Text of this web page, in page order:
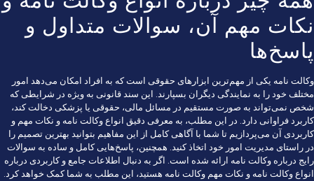
نکات مهم آن، سوالات متداول و
پاسخ‌ها
وکالت نامه یکی از مهم‌ترین ابزارهای حقوقی است که به افراد امکان می‌دهد امور
مختلف خود را به نمایندگی دیگران بسپارند. این سندقانونی به ویژه در شرایطی که
شخص نمی‌تواند به صورت مستقیم در مسائل مالی، حقوقی یا پزشکی دخالت کند،
کاربرد فراوانی دارد. در این مطلب، به معرفی دقیق انواع وکالت نامه و نکات مهم و
کاربردی آن می‌پردازیم تا شما با آگاهی کامل از این مفاهیم بتوانید بهترین تصمیم را
در راستای مدیریت امور خود اتخاذ کنید. همچنین، پاسخ‌هایی کامل و ساده به سوالات
رایج درباره وکالت نامه ارائه شده است. اگر به دنبال اطلاعات جامع و کاربردی درباره
انواع وکالت نامه و نکات مهم وکالت نامه هستید، این مطلب به شما کمک خواهد کرد.